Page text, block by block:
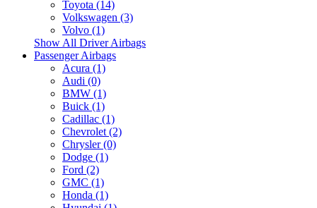
Toyota (14)
Volkswagen (3)
Volvo (1)
Show All Driver Airbags
Passenger Airbags
Acura (1)
Audi (0)
BMW (1)
Buick (1)
Cadillac (1)
Chevrolet (2)
Chrysler (0)
Dodge (1)
Ford (2)
GMC (1)
Honda (1)